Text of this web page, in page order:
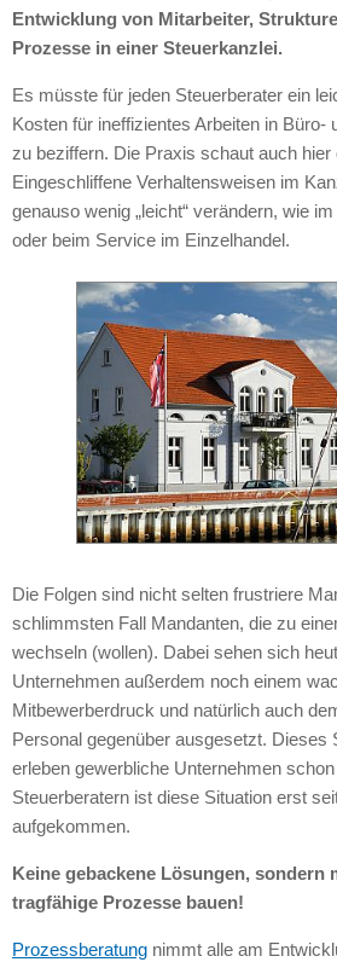
Entwicklung von Mitarbeiter,
Prozesse in einer Steuerkanzlei.
Es müsste für jeden Steuerberater ein
Kosten für ineffizientes Arbeiten in Büro-
zu beziffern. Die Praxis schaut auch
Eingeschliffene Verhaltensweisen im
genauso wenig „leicht“ verändern, wie
oder beim Service im Einzelhandel.
Die Folgen sind nicht selten frustriere
schlimmsten Fall Mandanten, die zu
wechseln (wollen). Dabei sehen sich
Unternehmen außerdem noch einem
Mitbewerberdruck und natürlich auch
Personal gegenüber ausgesetzt. Dieses
erleben gewerbliche Unternehmen
Steuerberatern ist diese Situation erst
aufgekommen.
Keine gebackene Lösungen, sondern
tragfähige Prozesse bauen!
Prozessberatungnimmt alle am